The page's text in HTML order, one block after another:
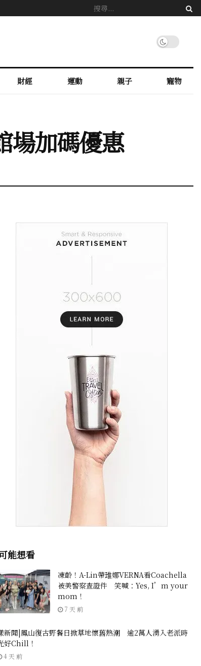
財經 運動 親子 寵物
場加碼優惠
能想看
凍齡！A-Lin帶琟娜VERNA看Coachella
被美警察查證件 笑喊：Yes, I’m your
mom！
7 天 前
新聞|鳳山復古野餐日掀草地懷舊熱潮 逾2萬人湧入老派時
好Chill！
4 天 前